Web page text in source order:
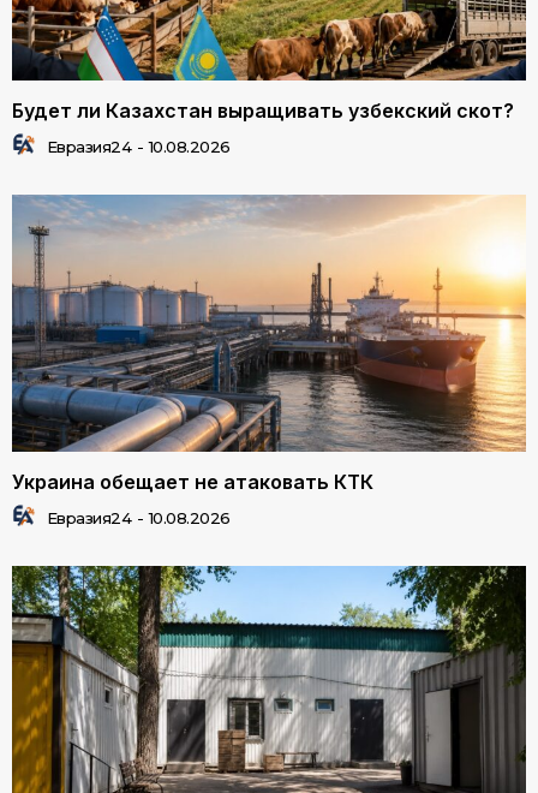
Будет ли Казахстан выращивать узбекский скот?
Евразия24 - 10.08.2026
Украина обещает не атаковать КТК
Евразия24 - 10.08.2026